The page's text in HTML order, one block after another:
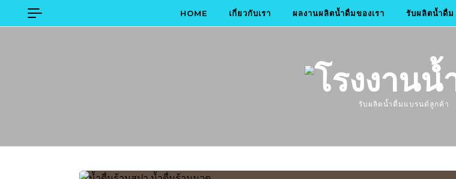
Skip to content
HOME เกี่ยวกับเรา ผลงานผลิตน้ำดื่มของเรา รับผลิตน้ำดื่ม
รับผลิตน้ำดื่มแบรนด์ลูกค้า